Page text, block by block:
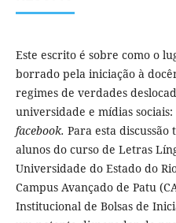
Este escrito é sobre como o
borrado pela iniciação à
regimes de verdades
universidade e mídias sociais:
facebook. Para esta
alunos do curso de Letras
Universidade do Estado do
Campus Avançado de Patu
Institucional de Bolsas de